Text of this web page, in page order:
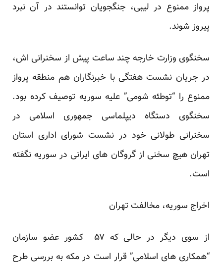
پرواز ممنوع در لیبی، جنگجویان توانستند در آن نبرد
پیروز شوند.
سخنگوی وزارت خارجه چند ساعت پیش از سخنرانی اش،
در جریان نشست هفتگی با خبرنگاران هم منطقه پرواز
ممنوع را “توطئه شومی” علیه سوریه توصیف کرده بود.
سخنگوی دستگاه دیپلماسی جمهوری اسلامی در
سخنرانی طولانی خود در نشست شورای اداری استان
تهران هیچ سخنی از گروگان های ایرانی در سوریه نگفته
است.
اخراج سوریه، مخالفت تهران
از سوی دیگر در حالی که ۵۷ کشور عضو سازمان
“همکاری های اسلامی” قرار است در مکه به بررسی طرح